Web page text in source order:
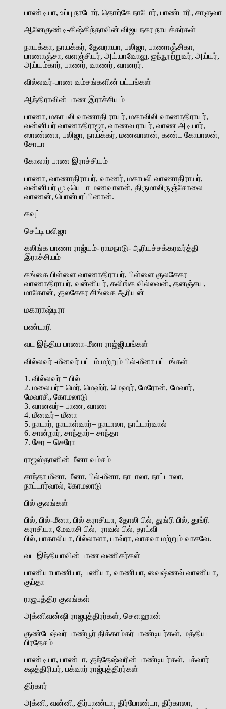
பாண்டியா, உப்பு நாடோர், தொற்கே நாடோர், பாண்டாரி, சாளுவா
ஆனேகுண்டி-கிஷ்கிந்தாவின் விஜயநகர நாயக்கர்கள்
நாயக்கா, நாயக்கர், தேவராயா, பலிஜா, பாணாஞ்சிகா,
பாணாஞ்சா, வளஞ்சியர், அய்யாவோலு, ஐந்நூற்றுவர், அய்யர்,
அய்யம்கார், பாணர், வாணர், வானரர்.
வில்லவர்-பாண வம்சங்களின் பட்டங்கள்
ஆந்திராவின் பாண இராச்சியம்
பாணா, மகாபலி வாணாதி ராயர், மகாவிலி வாணாதிராயர்,
வன்னியர் வாணாதிராஜா, வாணவ ராயர், வாண அடியார்,
ஸாண்ணா, பலிஜா, நாய்க்கர், மணவாளன், கண்ட கோபாலன்,
சோடா
கோலார் பாண இராச்சியம்
பாணா, வாணாதிராயர், வாணர், மகாபலி வாணாதிராயர்,
வன்னியர் முடியெடா மணவாளன், திருமாலிருஞ்சோலை
வாணன், பொன்பரப்பினான்.
கவுட்
செட்டி பலிஜா
கலிங்க பாணா ராஜ்யம்- ராமநாடு- ஆரியச்சக்கரவர்த்தி
இராச்சியம்
கங்கை பிள்ளை வாணாதிராயர், பிள்ளை குலசேகர
வாணாதிராயர், வன்னியர், கலிங்க வில்லவன், தனஞ்சய,
மாகோன், குலசேகர சிங்கை ஆரியன்
மகாராஷ்டிரா
பண்டாரி
வட இந்திய பாணா-மீனா ராஜ்ஜியங்கள்
வில்லவர் -மீனவர் பட்டம் மற்றும் பில்-மீனா பட்டங்கள்
1. வில்லவர் = பில்
2. மலையர்= மெர், மெஹ்ர், மெஹர், மேரோன், மேவார்,
மேவாசி, கோமலாடு
3. வானவர்= பாண, வாண
4. மீனவர்= மீனா
5. நாடார், நாடாள்வார்= நாடாலா, நாட்டார்வால்
6. சான்றார், சாந்தார்= சாந்தா
7. சேர = செரோ
ராஜஸ்தானின் மீனா வம்சம்
சாந்தா மீனா, மீனா, பில்-மீனா, நாடாலா, நாட்டாலா,
நாட்டார்வால், கோமலாடு
பில் குலங்கள்
பில், பில்-மீனா, பில் கராசியா, தோலி பில், துங்ரி பில், துங்ரி
கராசியா, மேவாசி பில், ராவல் பில், தாட்வி
பில், பாகாலியா, பில்லாளா, பாவ்ரா, வாசவா மற்றும் வாசவே.
வட இந்தியாவின் பாண வணிகர்கள்
பாணியாபாணியா, பணியா, வாணியா, வைஷ்ணவ் வாணியா,
குப்தா
ராஜபுத்திர குலங்கள்
அக்னிவன்ஷி ராஜபுத்திரர்கள், சௌஹான்
குண்டேஷ்வர் பாண்பூர் திக்காம்கர் பாண்டியர்கள், மத்திய
பிரதேசம்
பாண்டியா, பாண்டா, குந்தேஷ்வரின் பாண்டியர்கள், பக்வார்
க்ஷத்திரியர், பக்வார் ராஜ்புத்திரர்கள்
திர்கார்
அக்னி, வன்னி, திர்பாண்டா, திர்போண்டா, திர்காலா,